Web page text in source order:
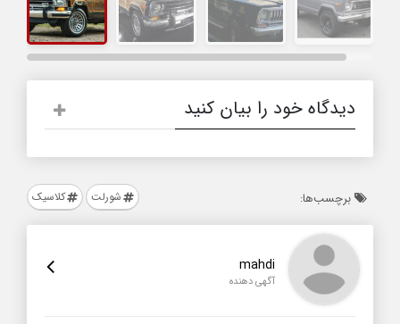
دیدگاه خود را بیان کنید
برچسب‌ها: شورلت کلاسیک
mahdi
آگهی دهنده